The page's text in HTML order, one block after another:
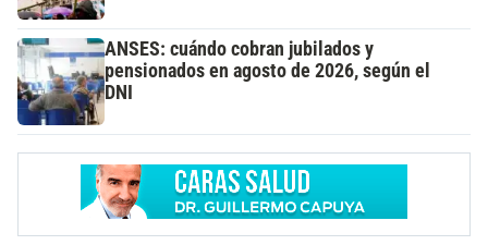
ANSES: cuándo cobran jubilados y
pensionados en agosto de 2026, según el
DNI